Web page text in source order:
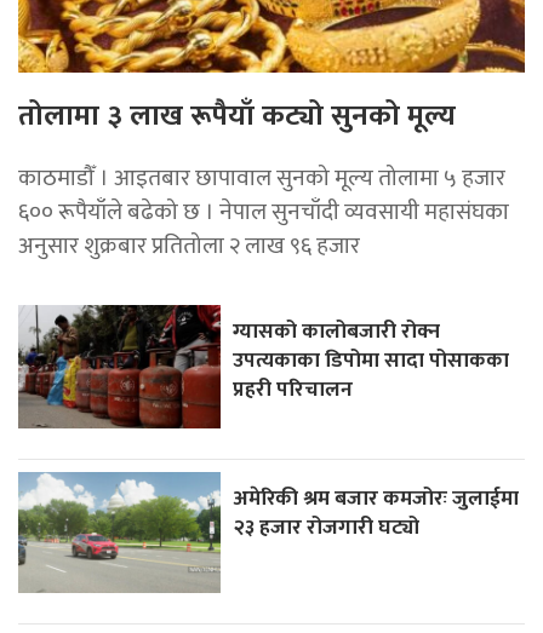
तोलामा ३ लाख रूपैयाँ कट्यो सुनको मूल्य
काठमाडौँ । आइतबार छापावाल सुनको मूल्य तोलामा ५ हजार
६०० रूपैयाँले बढेको छ । नेपाल सुनचाँदी व्यवसायी महासंघका
अनुसार शुक्रबार प्रतितोला २ लाख ९६ हजार
ग्यासको कालोबजारी रोक्न
उपत्यकाका डिपोमा सादा पोसाकका
प्रहरी परिचालन
अमेरिकी श्रम बजार कमजोरः जुलाईमा
२३ हजार रोजगारी घट्यो